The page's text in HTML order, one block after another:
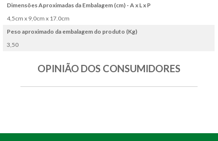
Dimensões Aproximadas da Embalagem (cm) - A x L x P
4,5cm x 9,0cm x 17.0cm
Peso aproximado da embalagem do produto (Kg)
3,50
OPINIÃO DOS CONSUMIDORES